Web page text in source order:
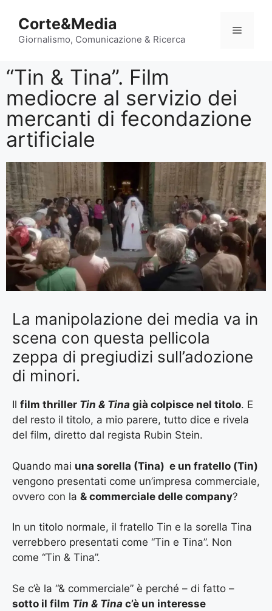
Corte&Media
Giornalismo, Comunicazione & Ricerca
“Tin & Tina”. Film
mediocre al servizio dei
mercanti di fecondazione
artificiale
La manipolazione dei media va in
scena con questa pellicola
zeppa di pregiudizi sull’adozione
di minori.
Il film thriller Tin & Tina già colpisce nel titolo. E
del resto il titolo, a mio parere, tutto dice e rivela
del film, diretto dal regista Rubin Stein.
Quando mai una sorella (Tina) e un fratello (Tin)
vengono presentati come un’impresa commerciale,
ovvero con la & commerciale delle company?
In un titolo normale, il fratello Tin e la sorella Tina
verrebbero presentati come “Tin e Tina”. Non
come “Tin & Tina”.
Se c’è la “& commerciale” è perché – di fatto –
sotto il film Tin & Tina c’è un interesse